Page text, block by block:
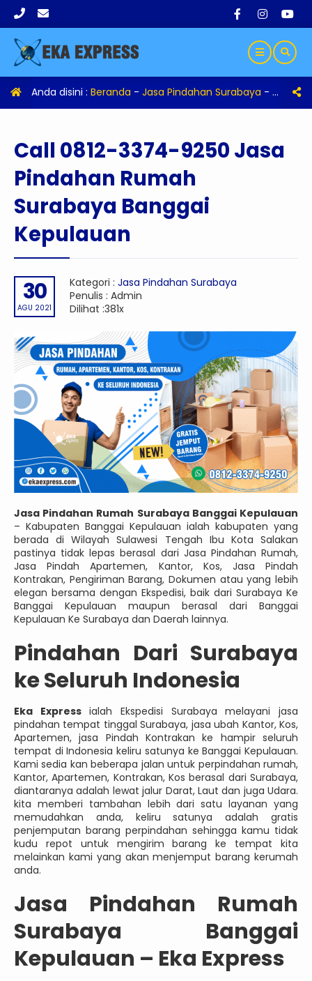
Anda disini : Beranda - Jasa Pindahan Surabaya - Call
Call 0812-3374-9250 Jasa
Pindahan Rumah
Surabaya Banggai
Kepulauan
30
AGU 2021
Kategori : Jasa Pindahan Surabaya
Penulis : Admin
Dilihat :381x
Jasa Pindahan Rumah Surabaya Banggai Kepulauan
– Kabupaten Banggai Kepulauan ialah kabupaten yang
berada di Wilayah Sulawesi Tengah Ibu Kota Salakan
pastinya tidak lepas berasal dari Jasa Pindahan Rumah,
Jasa Pindah Apartemen, Kantor, Kos, Jasa Pindah
Kontrakan, Pengiriman Barang, Dokumen atau yang lebih
elegan bersama dengan Ekspedisi, baik dari Surabaya Ke
Banggai Kepulauan maupun berasal dari Banggai
Kepulauan Ke Surabaya dan Daerah lainnya.
Pindahan Dari Surabaya
ke Seluruh Indonesia
Eka Expressialah Ekspedisi Surabaya melayani jasa
pindahan tempat tinggal Surabaya, jasa ubah Kantor, Kos,
Apartemen, jasa Pindah Kontrakan ke hampir seluruh
tempat di Indonesia keliru satunya ke Banggai Kepulauan.
Kami sedia kan beberapa jalan untuk perpindahan rumah,
Kantor, Apartemen, Kontrakan, Kos berasal dari Surabaya,
diantaranya adalah lewat jalur Darat, Laut dan juga Udara.
kita memberi tambahan lebih dari satu layanan yang
memudahkan anda, keliru satunya adalah gratis
penjemputan barang perpindahan sehingga kamu tidak
kudu repot untuk mengirim barang ke tempat kita
melainkan kami yang akan menjemput barang kerumah
anda.
Jasa Pindahan Rumah
Surabaya Banggai
Kepulauan – Eka Express